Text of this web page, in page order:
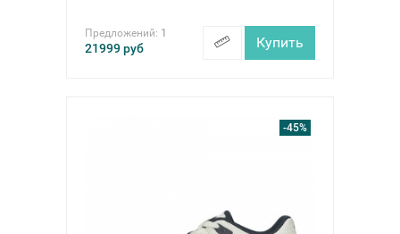
Предложений: 1
21999руб Купить
-45%